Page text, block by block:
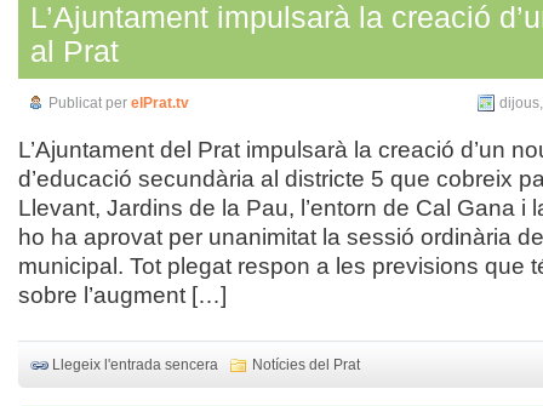
L’Ajuntament impulsarà la creació
al Prat
Publicat per elPrat.tv
L’Ajuntament del Prat impulsarà la creació d’un
d’educació secundària al districte 5 que cobreix
Llevant, Jardins de la Pau, l’entorn de Cal Gana i
ho ha aprovat per unanimitat la sessió ordinària
municipal. Tot plegat respon a les previsions que
sobre l’augment […]
Llegeix l'entrada sencera Notícies del Prat